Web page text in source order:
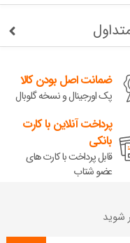
ضمانت اصل بودن کالا
پک اورجینال و نسخه گلوبال
پرداخت آنلاین با کارت
بانکی
قابل پرداخت با کارت های
عضو شتاب
شوید